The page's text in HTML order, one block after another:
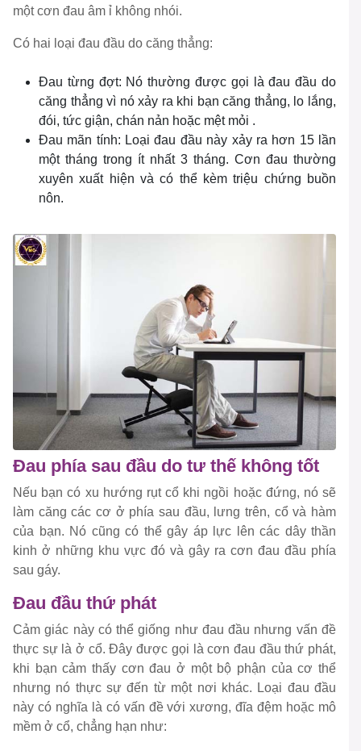
một cơn đau âm ỉ không nhói.
Có hai loại đau đầu do căng thẳng:
Đau từng đợt: Nó thường được gọi là đau đầu do
căng thẳng vì nó xảy ra khi bạn căng thẳng, lo lắng,
đói, tức giận, chán nản hoặc mệt mỏi .
Đau mãn tính: Loại đau đầu này xảy ra hơn 15 lần
một tháng trong ít nhất 3 tháng. Cơn đau thường
xuyên xuất hiện và có thể kèm triệu chứng buồn
nôn.
Đau phía sau đầu do tư thế không tốt
Nếu bạn có xu hướng rụt cổ khi ngồi hoặc đứng, nó sẽ
làm căng các cơ ở phía sau đầu, lưng trên, cổ và hàm
của bạn. Nó cũng có thể gây áp lực lên các dây thần
kinh ở những khu vực đó và gây ra cơn đau đầu phía
sau gáy.
Đau đầu thứ phát
Cảm giác này có thể giống như đau đầu nhưng vấn đề
thực sự là ở cổ. Đây được gọi là cơn đau đầu thứ phát,
khi bạn cảm thấy cơn đau ở một bộ phận của cơ thể
nhưng nó thực sự đến từ một nơi khác. Loại đau đầu
này có nghĩa là có vấn đề với xương, đĩa đệm hoặc mô
mềm ở cổ, chẳng hạn như: